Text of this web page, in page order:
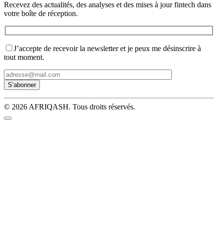
Recevez des actualités, des analyses et des mises à jour fintech dans
votre boîte de réception.
J’accepte de recevoir la newsletter et je peux me désinscrire à
tout moment.
© 2026 AFRIQASH. Tous droits réservés.